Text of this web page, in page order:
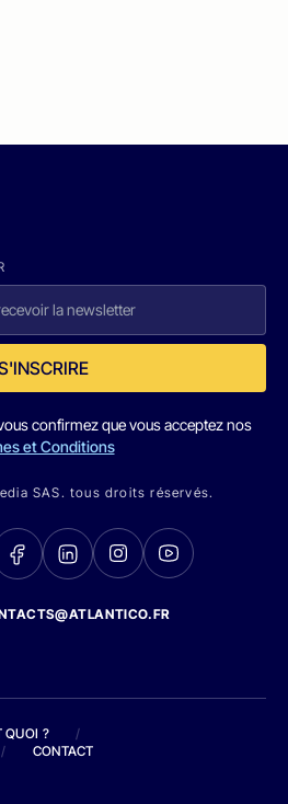
confirmez que vous acceptez nos
et Conditions
SAS. tous droits réservés.
QUOI ?
/
/ CONTACT